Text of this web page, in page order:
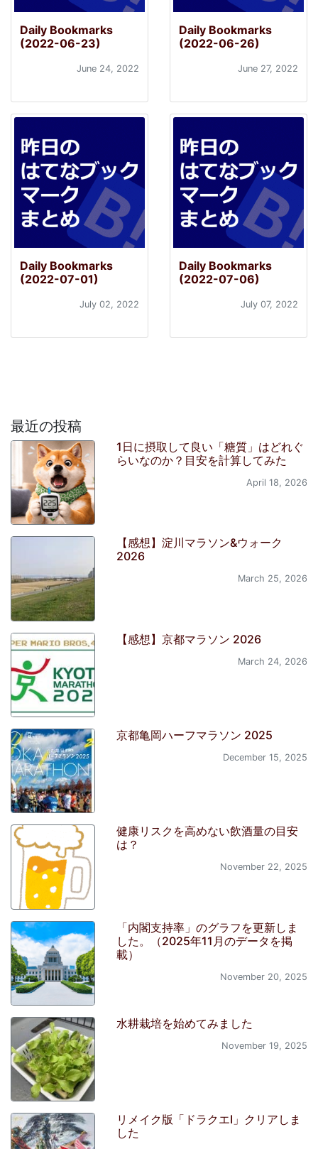
Daily Bookmarks
(2022-06-23)
June 24, 2022
Daily Bookmarks
(2022-06-26)
June 27, 2022
Daily Bookmarks
(2022-07-01)
July 02, 2022
Daily Bookmarks
(2022-07-06)
July 07, 2022
最近の投稿
1日に摂取して良い「糖質」はどれぐ
らいなのか？目安を計算してみた
April 18, 2026
【感想】淀川マラソン&ウォーク
2026
March 25, 2026
【感想】京都マラソン 2026
March 24, 2026
京都亀岡ハーフマラソン 2025
December 15, 2025
健康リスクを高めない飲酒量の目安
は？
November 22, 2025
「内閣支持率」のグラフを更新しま
した。（2025年11月のデータを掲
載）
November 20, 2025
水耕栽培を始めてみました
November 19, 2025
リメイク版「ドラクエI」クリアしま
した